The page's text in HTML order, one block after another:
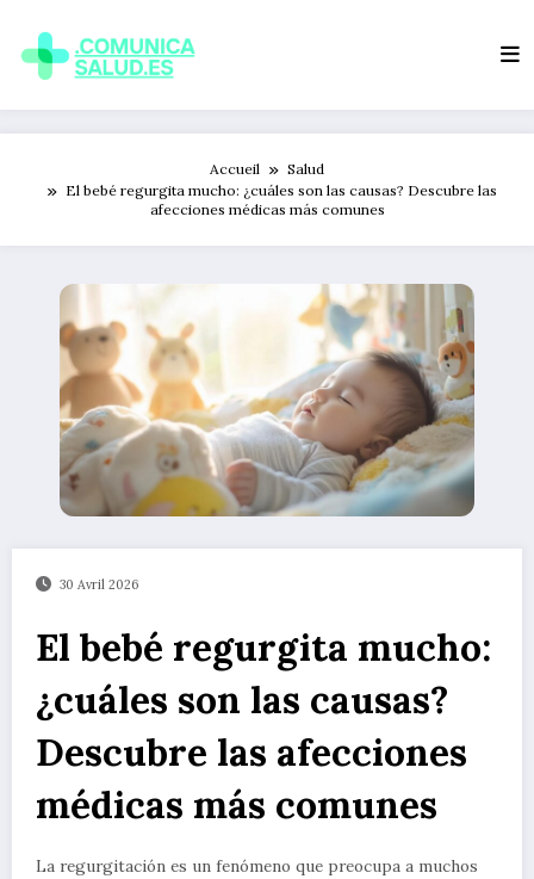
contenu
Accueil
Salud
El bebé regurgita mucho: ¿cuáles son las causas? Descubre las
afecciones médicas más comunes
30 Avril 2026
El bebé regurgita mucho:
¿cuáles son las causas?
Descubre las afecciones
médicas más comunes
La regurgitación es un fenómeno que preocupa a muchos